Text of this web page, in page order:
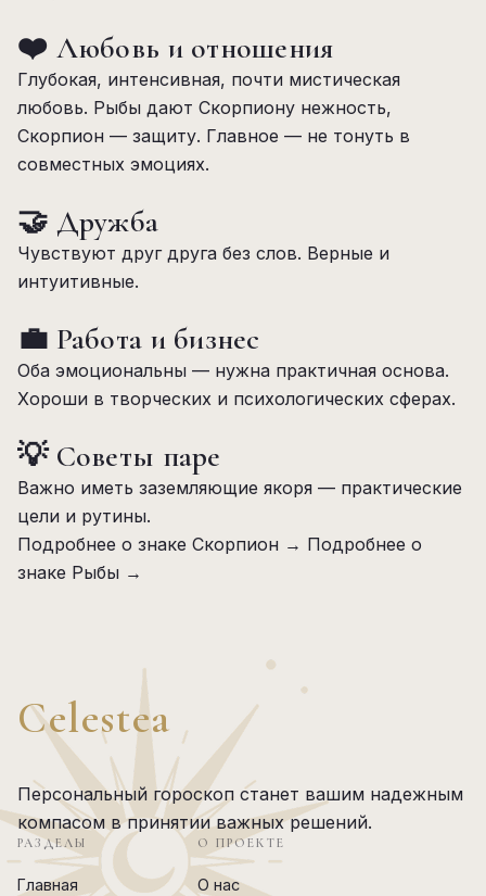
❤️ Любовь и отношения
Глубокая, интенсивная, почти мистическая
любовь. Рыбы дают Скорпиону нежность,
Скорпион — защиту. Главное — не тонуть в
совместных эмоциях.
🤝 Дружба
Чувствуют друг друга без слов. Верные и
интуитивные.
💼 Работа и бизнес
Оба эмоциональны — нужна практичная основа.
Хороши в творческих и психологических сферах.
💡 Советы паре
Важно иметь заземляющие якоря — практические
цели и рутины.
Подробнее о знаке Скорпион → Подробнее о
знаке Рыбы →
Celestea
Персональный гороскоп станет вашим надежным
компасом в принятии важных решений.
РАЗДЕЛЫ
Главная
О ПРОЕКТЕ
О нас